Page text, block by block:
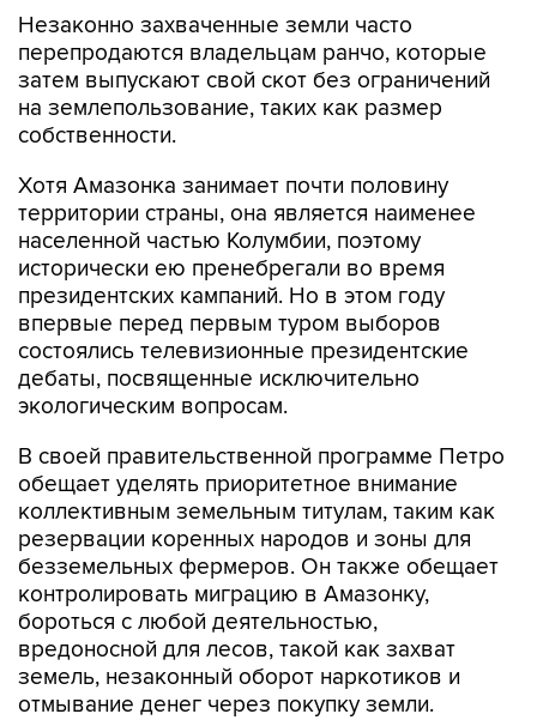
Незаконно захваченные земли часто
перепродаются владельцам ранчо, которые
затем выпускают свой скот без ограничений
на землепользование, таких как размер
собственности.
Хотя Амазонка занимает почти половину
территории страны, она является наименее
населенной частью Колумбии, поэтому
исторически ею пренебрегали во время
президентских кампаний. Но в этом году
впервые перед первым туром выборов
состоялись телевизионные президентские
дебаты, посвященные исключительно
экологическим вопросам.
В своей правительственной программе Петро
обещает уделять приоритетное внимание
коллективным земельным титулам, таким как
резервации коренных народов и зоны для
безземельных фермеров. Он также обещает
контролировать миграцию в Амазонку,
бороться с любой деятельностью,
вредоносной для лесов, такой как захват
земель, незаконный оборот наркотиков и
отмывание денег через покупку земли.